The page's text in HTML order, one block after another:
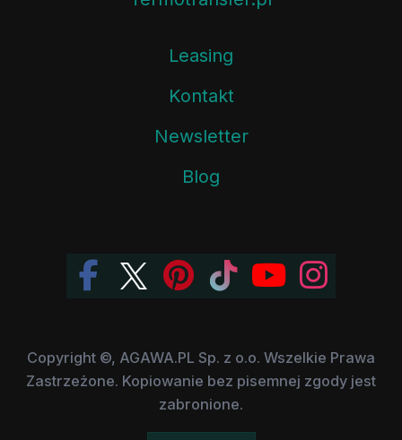
Leasing
Kontakt
Newsletter
Blog
Copyright ©, AGAWA.PL Sp. z o.o. Wszelkie Prawa
Zastrzeżone. Kopiowanie bez pisemnej zgody jest
zabronione.